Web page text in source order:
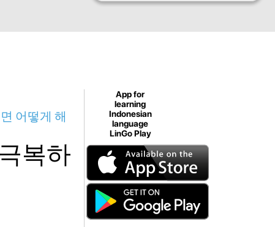
어떻게 해
복하
App for
learning
Indonesian
language
LinGo Play